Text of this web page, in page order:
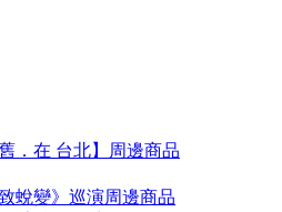
．在 台北】周邊商品
蛻變》巡演周邊商品